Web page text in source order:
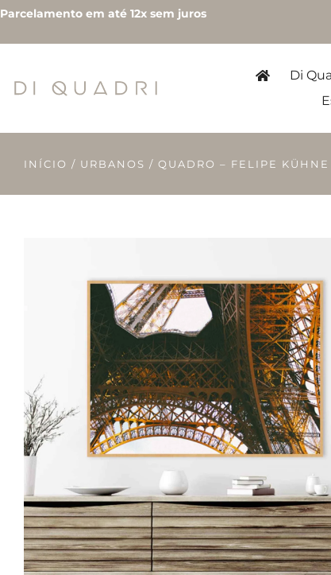
Parcelamento em até 12x sem juros
Di
INÍCIO / URBANOS / QUADRO – FELIPE KÜHNE